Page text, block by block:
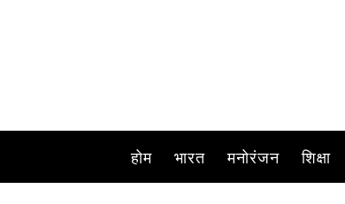
होम भारत मनोरंजन शिक्षा